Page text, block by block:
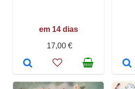
em 14 dias
17,00 €